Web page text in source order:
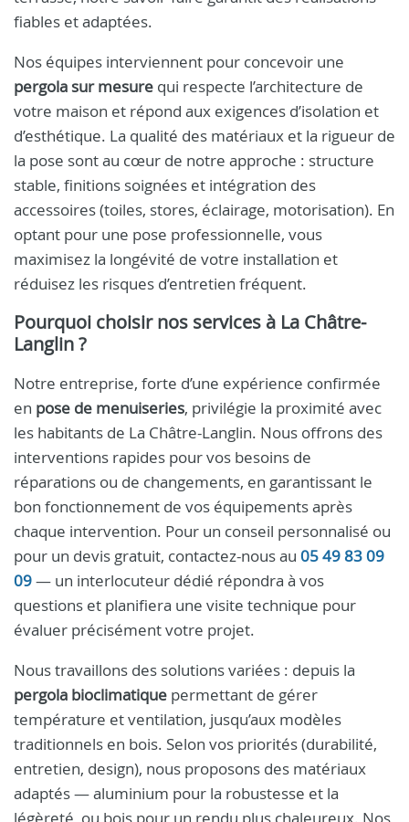
fiables et adaptées.
Nos équipes interviennent pour concevoir une
pergola sur mesure qui respecte l’architecture de
votre maison et répond aux exigences d’isolation et
d’esthétique. La qualité des matériaux et la rigueur de
la pose sont au cœur de notre approche : structure
stable, finitions soignées et intégration des
accessoires (toiles, stores, éclairage, motorisation). En
optant pour une pose professionnelle, vous
maximisez la longévité de votre installation et
réduisez les risques d’entretien fréquent.
Pourquoi choisir nos services à La Châtre-
Langlin ?
Notre entreprise, forte d’une expérience confirmée
en pose de menuiseries, privilégie la proximité avec
les habitants de La Châtre-Langlin. Nous offrons des
interventions rapides pour vos besoins de
réparations ou de changements, en garantissant le
bon fonctionnement de vos équipements après
chaque intervention. Pour un conseil personnalisé ou
pour un devis gratuit, contactez-nous au 05 49 83 09
09— un interlocuteur dédié répondra à vos
questions et planifiera une visite technique pour
évaluer précisément votre projet.
Nous travaillons des solutions variées : depuis la
pergola bioclimatique permettant de gérer
température et ventilation, jusqu’aux modèles
traditionnels en bois. Selon vos priorités (durabilité,
entretien, design), nous proposons des matériaux
adaptés — aluminium pour la robustesse et la